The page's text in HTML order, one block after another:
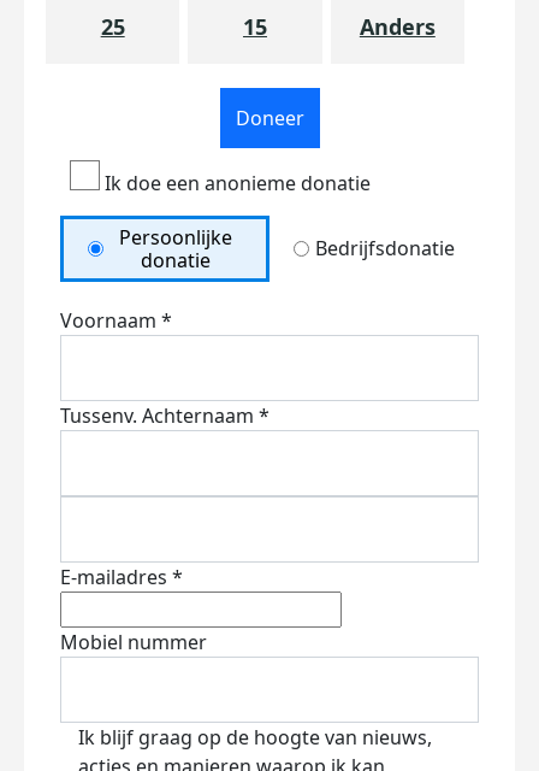
25 15 Anders
Doneer
Ik doe een anonieme donatie
Persoonlijke
donatie
Bedrijfsdonatie
Voornaam *
Tussenv. Achternaam *
E-mailadres *
Mobiel nummer
Ik blijf graag op de hoogte van nieuws,